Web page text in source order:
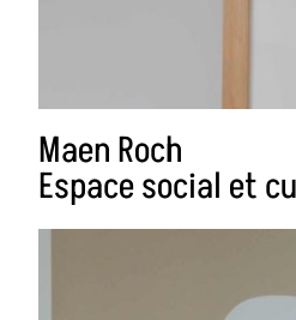
Maen Roch
Espace social et